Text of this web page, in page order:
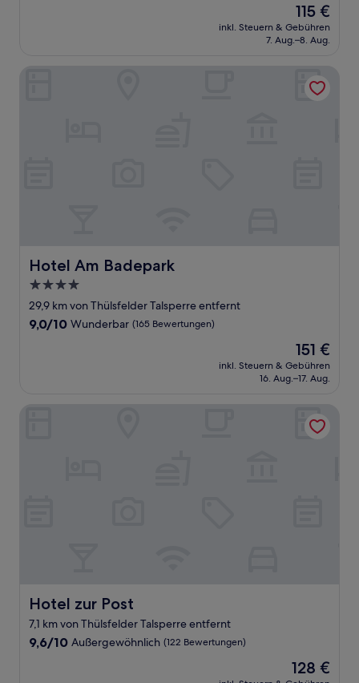
Der
Preis
beträgt
115 €
inkl. Steuern & Gebühren
7. Aug.–8. Aug.
Hotel Am Badepark
Hotel Am Badepark
4.0-
Sterne-
Unterkunft
29,9 km von Thülsfelder Talsperre entfernt
9.0
9,0/10 Wunderbar (165 Bewertungen)
Der
Preis
beträgt
151 €
inkl. Steuern & Gebühren
16. Aug.–17. Aug.
Hotel zur Post
Hotel zur Post
7,1 km von Thülsfelder Talsperre entfernt
9.6
9,6/10 Außergewöhnlich (122 Bewertungen)
Der
Preis
128 €